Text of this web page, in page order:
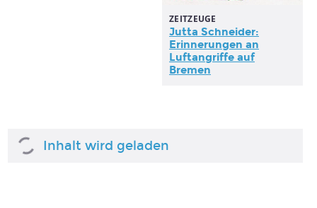
ZEITZEUGE
Jutta Schneider:
Erinnerungen an
Luftangriffe auf
Bremen
Inhalt wird geladen